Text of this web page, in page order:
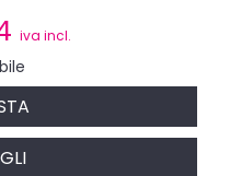
iva incl.